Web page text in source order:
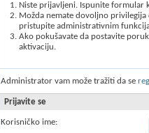
Niste prijavljeni. Ispunite formular
Možda nemate dovoljno
pristupite administrativnim
Ako pokušavate da postavite
aktivaciju.
Administrator vam može tražiti da se
Prijavite se
Korisničko ime: